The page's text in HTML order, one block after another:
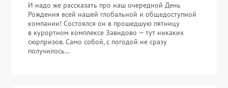
И надо же рассказать про наш очередной День
Рождения всей нашей глобальной и общедоступной
компании! Состоялся он в прошедшую пятницу
в курортном комплексе Завидово — тут никаких
сюрпризов. Само собой, с погодой не сразу
получилось…